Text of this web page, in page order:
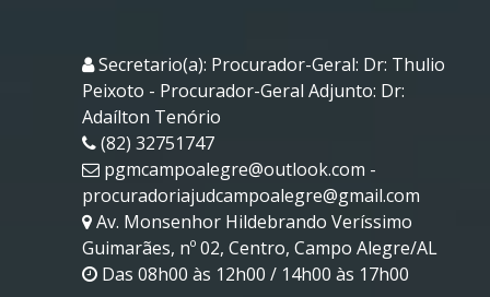
Secretario(a): Procurador-Geral: Dr: Thulio
Peixoto - Procurador-Geral Adjunto: Dr:
Adaílton Tenório
(82) 32751747
pgmcampoalegre@outlook.com -
procuradoriajudcampoalegre@gmail.com
Av. Monsenhor Hildebrando Veríssimo
Guimarães, nº 02, Centro, Campo Alegre/AL
Das 08h00 às 12h00 / 14h00 às 17h00